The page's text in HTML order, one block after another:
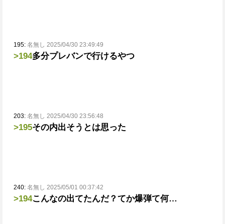
195: 名無し 2025/04/30 23:49:49
>194多分プレバンで行けるやつ
203: 名無し 2025/04/30 23:56:48
>195その内出そうとは思った
240: 名無し 2025/05/01 00:37:42
>194こんなの出てたんだ？てか爆弾て何…